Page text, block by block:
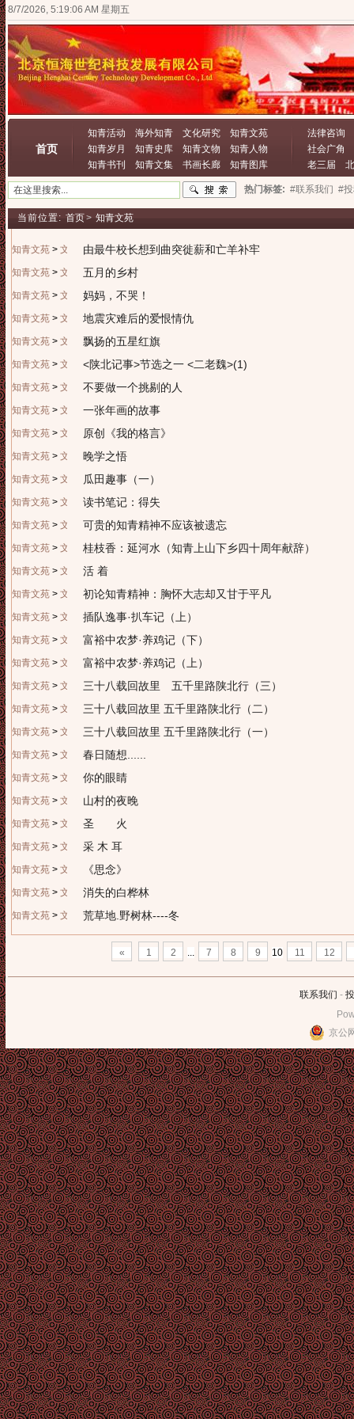
8/7/2026, 5:19:06 AM 星期五
首页
知青活动 海外知青 文化研究
知青文苑
知青岁月
知青史库 知青文物
知青人物
知青书刊
知青文集 书画长廊 知青图库
法律咨询
社会广角
老三届
热门标签: #联系我们 #
当前位置: 首页> 知青文苑
知青文苑 > 文学园地由最牛校长想到曲突徙薪和亡羊补牢
知青文苑 > 文学园地五月的乡村
知青文苑 > 文学园地妈妈，不哭！
知青文苑 > 文学园地地震灾难后的爱恨情仇
知青文苑 > 文学园地飘扬的五星红旗
知青文苑 > 文学园地<陕北记事>节选之一 <二老魏>(1)
知青文苑 > 文学园地不要做一个挑剔的人
知青文苑 > 文学园地一张年画的故事
知青文苑 > 文学园地原创《我的格言》
知青文苑 > 文学园地晚学之悟
知青文苑 > 文学园地瓜田趣事（一）
知青文苑 > 文学园地读书笔记：得失
知青文苑 > 文学园地可贵的知青精神不应该被遗忘
知青文苑 > 文学园地桂枝香：延河水（知青上山下乡四十周年献辞）
知青文苑 > 文学园地
活 着
知青文苑 > 文学评论初论知青精神：胸怀大志却又甘于平凡
知青文苑 > 文学园地插队逸事·扒车记（上）
知青文苑 > 文学园地富裕中农梦·养鸡记（下）
知青文苑 > 文学园地富裕中农梦·养鸡记（上）
知青文苑 > 文学园地三十八载回故里 五千里路陕北行（三）
知青文苑 > 文学园地三十八载回故里 五千里路陕北行（二）
知青文苑 > 文学园地三十八载回故里 五千里路陕北行（一）
知青文苑 > 文学园地春日随想......
知青文苑 > 文学园地你的眼睛
知青文苑 > 文学园地山村的夜晚
知青文苑 > 文学园地圣 火
知青文苑 > 文学园地采 木 耳
知青文苑 > 文学园地《思念》
知青文苑 > 文学园地消失的白桦林
知青文苑 > 文学园地荒草地.野树林----冬
« 1 2 ... 7 8 9 10 11 12
联系我们 -
京公